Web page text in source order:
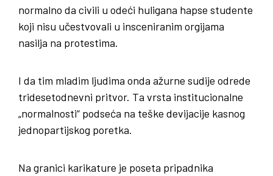
normalno da civili u odeći huligana hapse studente
koji nisu učestvovali u insceniranim orgijama
nasilja na protestima.
I da tim mladim ljudima onda ažurne sudije odrede
tridesetodnevni pritvor. Ta vrsta institucionalne
„normalnosti“ podseća na teške devijacije kasnog
jednopartijskog poretka.
Na granici karikature je poseta pripadnika